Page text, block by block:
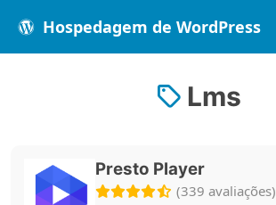
Hospedagem de WordPress
Lms
Presto Player
(339 avaliações)